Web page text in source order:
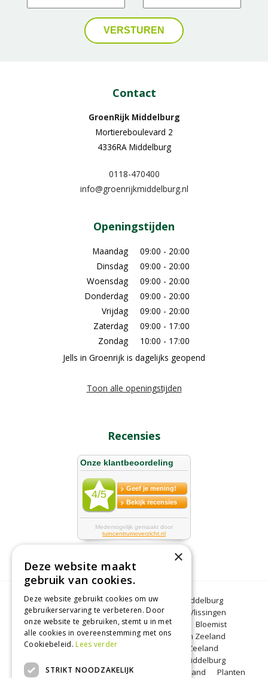
Contact
GroenRijk Middelburg​
Mortiereboulevard 2
4336RA Middelburg
0118-470400
info@groenrijkmiddelburg.nl
Openingstijden
Maandag
09:00 - 20:00
Dinsdag
09:00 - 20:00
Woensdag
09:00 - 20:00
Donderdag
09:00 - 20:00
Vrijdag
09:00 - 20:00
Zaterdag
09:00 - 17:00
Zondag
10:00 - 17:00
Jells in Groenrijk is dagelijks geopend
Toon alle openingstijden
Recensies
Bloemen Middelburg
Dierenwinkel Middelburg
Kerstbomen Middelburg
Tuincentrum Vlissingen
Tuincentrum Zeeland
Gartencenter
Bloemist
Middelburg
BBQ Zeeland
Tuinplanten Zeeland
Koopzondag Middelburg
Barbecue Zeeland
Woonwinkel Middelburg
Tuincentrum Middelburg
Koopzondag Zeeland Planten
×
Deze website maakt
gebruik van cookies.
Deze website gebruikt cookies om uw
gebruikerservaring te verbeteren. Door
onze website te gebruiken, stemt u in met
alle cookies in overeenstemming met ons
Cookiebeleid.Lees verder
STRIKT NOODZAKELIJK